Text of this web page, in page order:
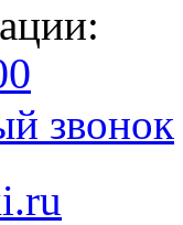
звонок